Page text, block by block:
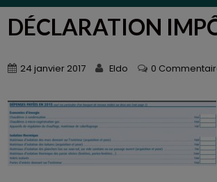
DÉCLARATION
24 janvier 2017 Eldo 0